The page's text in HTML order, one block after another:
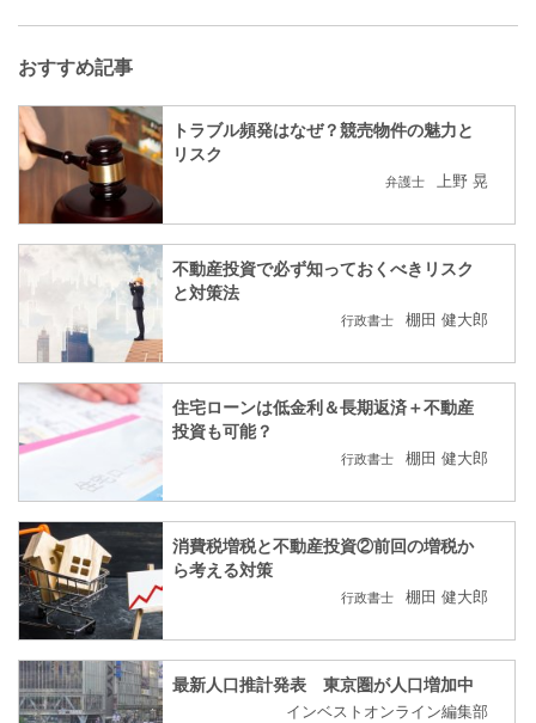
おすすめ記事
トラブル頻発はなぜ？競売物件の魅力と
リスク
弁護士 上野 晃
不動産投資で必ず知っておくべきリスク
と対策法
行政書士 棚田 健大郎
住宅ローンは低金利＆長期返済＋不動産
投資も可能？
行政書士 棚田 健大郎
消費税増税と不動産投資②前回の増税か
ら考える対策
行政書士 棚田 健大郎
最新人口推計発表 東京圏が人口増加中
インベストオンライン編集部